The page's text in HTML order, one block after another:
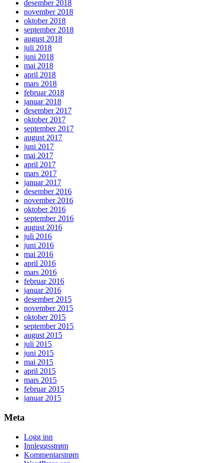
desember 2018
november 2018
oktober 2018
september 2018
august 2018
juli 2018
juni 2018
mai 2018
april 2018
mars 2018
februar 2018
januar 2018
desember 2017
oktober 2017
september 2017
august 2017
juni 2017
mai 2017
april 2017
mars 2017
januar 2017
desember 2016
november 2016
oktober 2016
september 2016
august 2016
juli 2016
juni 2016
mai 2016
april 2016
mars 2016
februar 2016
januar 2016
desember 2015
november 2015
oktober 2015
september 2015
august 2015
juli 2015
juni 2015
mai 2015
april 2015
mars 2015
februar 2015
januar 2015
Meta
Logg inn
Innleggsstrøm
Kommentarstrøm